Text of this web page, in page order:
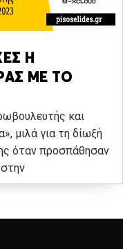
Η
ΜΕ ΤΟ
και
μιλά για τη δίωξή
όταν προσπάθησαν